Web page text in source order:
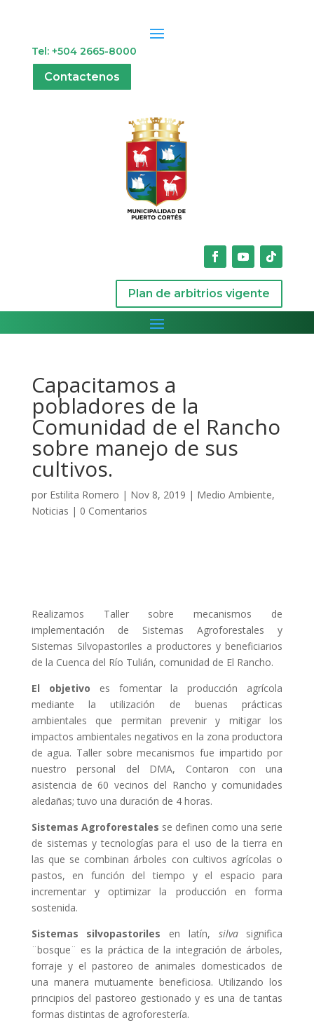
Tel: +504 2665-8000
Contactenos
Plan de arbitrios vigente
Capacitamos a
pobladores de la
Comunidad de el Rancho
sobre manejo de sus
cultivos.
por Estilita Romero | Nov 8, 2019 | Medio Ambiente,
Noticias | 0 Comentarios
Realizamos Taller sobre mecanismos de
implementación de Sistemas Agroforestales y
Sistemas Silvopastoriles a productores y beneficiarios
de la Cuenca del Río Tulián, comunidad de El Rancho.
El objetivo es fomentar la producción agrícola
mediante la utilización de buenas prácticas
ambientales que permitan prevenir y mitigar los
impactos ambientales negativos en la zona productora
de agua. Taller sobre mecanismos fue impartido por
nuestro personal del DMA, Contaron con una
asistencia de 60 vecinos del Rancho y comunidades
aledañas; tuvo una duración de 4 horas.
Sistemas Agroforestales se definen como una serie
de sistemas y tecnologías para el uso de la tierra en
las que se combinan árboles con cultivos agrícolas o
pastos, en función del tiempo y el espacio para
incrementar y optimizar la producción en forma
sostenida.
Sistemas silvopastoriles en latín, silvasignifica
¨bosque¨ es la práctica de la integración de árboles,
forraje y el pastoreo de animales domesticados de
una manera mutuamente beneficiosa. Utilizando los
principios del pastoreo gestionado y es una de tantas
formas distintas de agroforestería.